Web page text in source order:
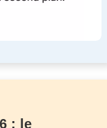
: le